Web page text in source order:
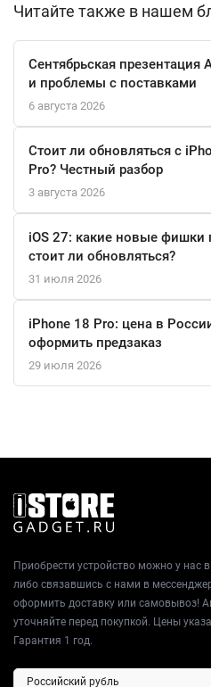
Читайте также в нашем
Сентябрьская презентация
и проблемы с поставками
6 августа 2026
Стоит ли обновляться с
Pro? Честный разбор
3 августа 2026
iOS 27: какие новые фишки
стоит ли обновляться?
31 июля 2026
iPhone 18 Pro: цена в
оформить предзаказ
29 июля 2026
Приобрести устройство можно у нас
либо связавшись с нами в
оформить доставку или самовывоз!
уточняйте перед покупкой. Цены
Гарантия 1 год.